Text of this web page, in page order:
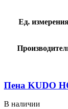
Ед.
Пена KUDO
В наличии